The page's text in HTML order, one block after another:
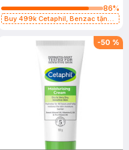
Cream
86%
Buy 499k Cetaphil, Benzac tặng
-50 %